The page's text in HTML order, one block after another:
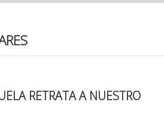
RETRATA A NUESTRO